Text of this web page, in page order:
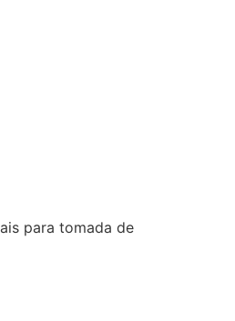
para tomada de